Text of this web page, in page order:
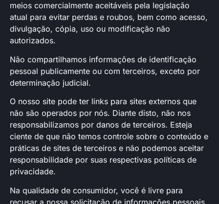
meios comercialmente aceitáveis pela legislação
atual ​​para evitar perdas e roubos, bem como acesso,
divulgação, cópia, uso ou modificação não
autorizados.
Não compartilhamos informações de identificação
pessoal publicamente ou com terceiros, exceto por
determinação judicial.
O nosso site pode ter links para sites externos que
não são operados por nós. Diante disto, não nos
responsabilizamos por danos de terceiros. Esteja
ciente de que não temos controle sobre o conteúdo e
práticas de sites de terceiros e não podemos aceitar
responsabilidade por suas respectivas políticas de
privacidade.
Na qualidade de consumidor, você é livre para
recusar a nossa solicitação de informações pessoais,